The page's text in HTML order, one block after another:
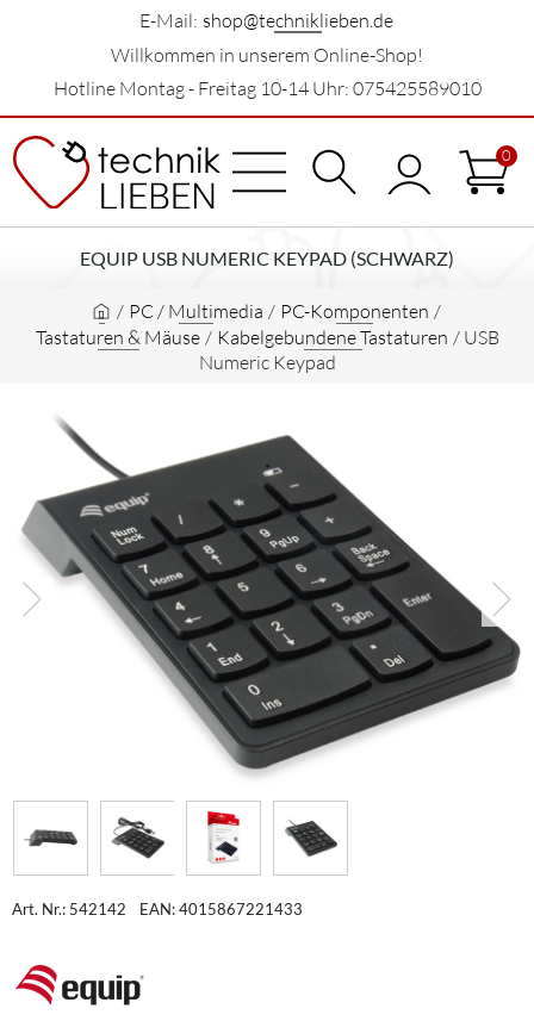
E-Mail: shop@techniklieben.de
Willkommen in unserem Online-Shop!
Hotline Montag - Freitag 10-14 Uhr: 075425589010
0
EQUIP USB NUMERIC KEYPAD (SCHWARZ)
/ PC / Multimedia / PC-Komponenten /
Tastaturen & Mäuse / Kabelgebundene Tastaturen / USB
Numeric Keypad
Art. Nr.: 542142 EAN: 4015867221433